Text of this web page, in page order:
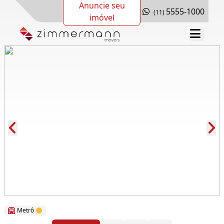
Anuncie seu
imóvel
(11) 5555-1000
Metrô